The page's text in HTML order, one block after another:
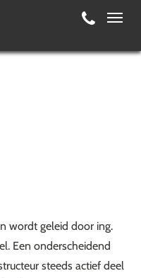
wordt geleid door ing.
Een onderscheidend
steeds actief deel